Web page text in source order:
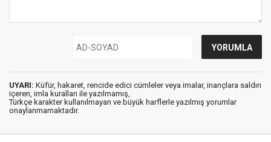
UYARI: Küfür, hakaret, rencide edici cümleler veya imalar, inançlara saldırı
içeren, imla kuralları ile yazılmamış,
Türkçe karakter kullanılmayan ve büyük harflerle yazılmış yorumlar
onaylanmamaktadır.